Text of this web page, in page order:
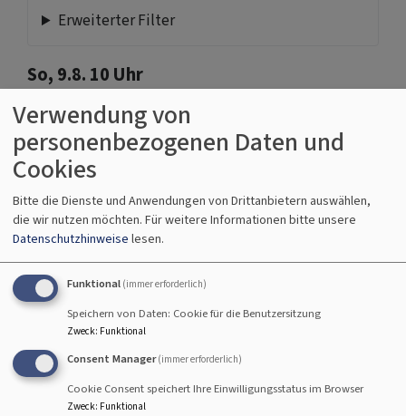
Erweiterter Filter
So, 9.8. 10 Uhr
Kirchenkaffee
Prädikantin Susanne Freund
Johanneskirche Hallstadt
So, 16.8. 10 Uhr
Gottesdienst - anschließend Kirchenkaffee
Lektor Koch und Rabbinerin Deusel
Verwendung von
personenbezogenen Daten und
Cookies
Bitte die Dienste und Anwendungen von Drittanbietern auswählen,
die wir nutzen möchten. Für weitere Informationen bitte unsere
Datenschutzhinweise lesen.
Funktional (immer erforderlich)
Speichern von Daten: Cookie für die Benutzersitzung
Zweck: Funktional
Consent Manager (immer erforderlich)
Cookie Consent speichert Ihre Einwilligungsstatus im Browser
Zweck: Funktional